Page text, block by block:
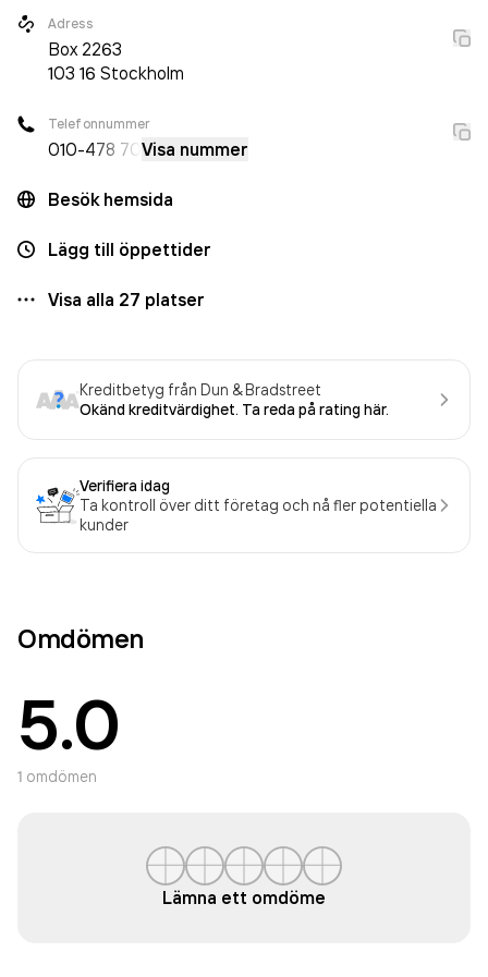
Adress
Box 2263
103 16 Stockholm
Telefonnummer
010-478 70 Visa nummer
Besök hemsida
Lägg till öppettider
Visa alla 27 platser
Kreditbetyg från Dun & Bradstreet
Okänd kreditvärdighet. Ta reda på rating här.
Verifiera idag
Ta kontroll över ditt företag och nå fler potentiella
kunder
Omdömen
5.0
1 omdömen
Lämna ett omdöme